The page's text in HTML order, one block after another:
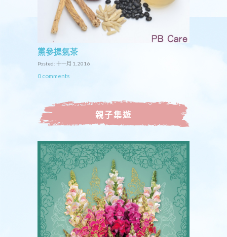
黨參提氣茶
Posted: 十一月 1, 2016
0 comments
親子集遊